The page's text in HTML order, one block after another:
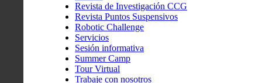
Revista de Investigación CCG
Revista Puntos Suspensivos
Robotic Challenge
Servicios
Sesión informativa
Summer Camp
Tour Virtual
Trabaje con nosotros